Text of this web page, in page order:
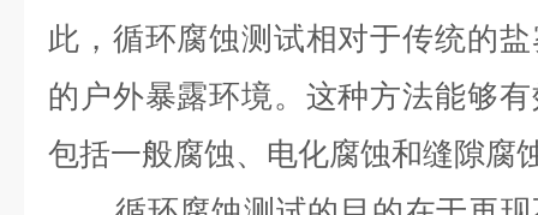
此，循环腐蚀测试相对于传统的
的户外暴露环境。这种方法能够
包括一般腐蚀、电化腐蚀和缝隙腐